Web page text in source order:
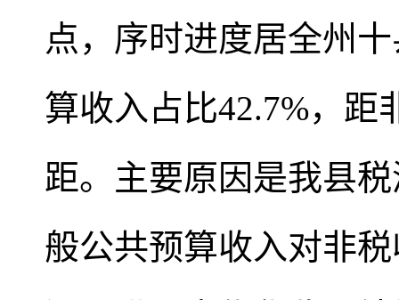
点，序时进度居全州
算收入占比42.7%，距
距。主要原因是我县
般公共预算收入对非